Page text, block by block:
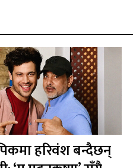
हरिवंश बन्दैछन्